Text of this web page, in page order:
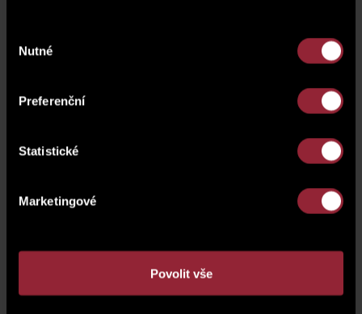
souhlasu
Nutné
Preferenční
Statistické
Marketingové
Povolit vše